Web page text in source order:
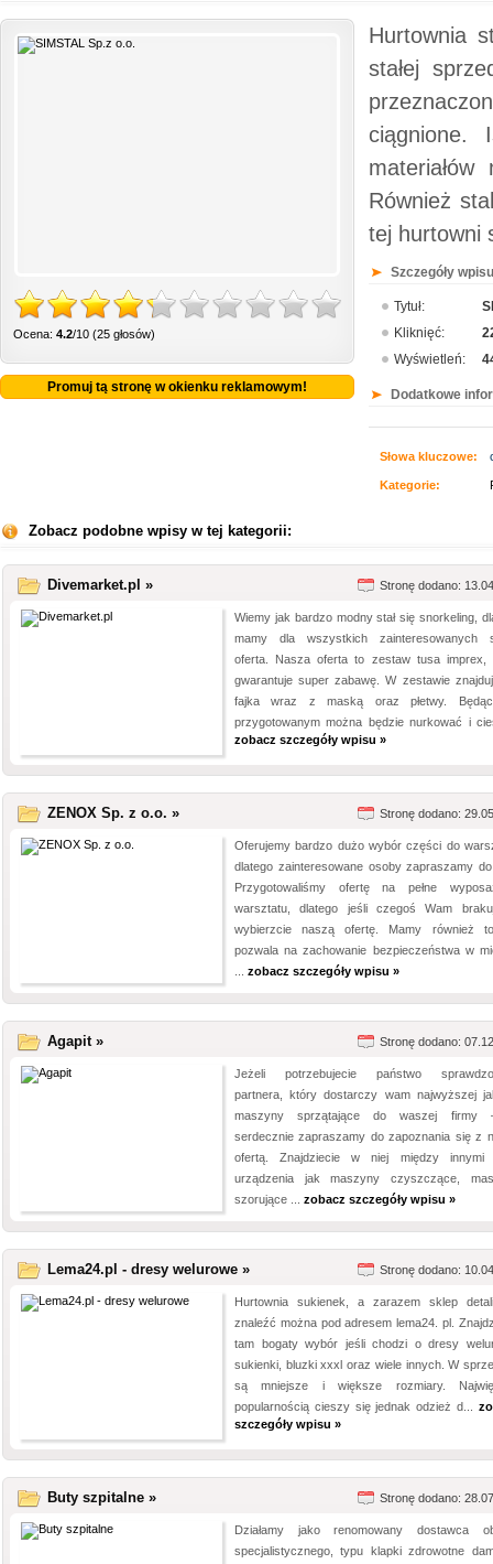
Ocena: 4.2/10 (25 głosów)
Promuj tą stronę w okienku reklamowym!
Hurtownia
stałej
ciągnione.
Również
tej hurtowni
Szczegóły
Tytuł:
Kliknięć:
Wyświetleń:
Dodatkowe
Słowa kluczowe:
Kategorie:
Zobacz podobne wpisy w tej kategorii:
Divemarket.pl » Stronę dodano:
Wiemy jak bardzo modny stał się snorkeling,
mamy dla wszystkich zainteresowanych
oferta. Nasza oferta to zestaw tusa imprex,
gwarantuje super zabawę. W zestawie
fajka wraz z maską oraz płetwy.
przygotowanym można będzie nurkować i
zobacz szczegóły wpisu »
ZENOX Sp. z o.o. » Stronę dodano:
Oferujemy bardzo dużo wybór części do
dlatego zainteresowane osoby zapraszamy
Przygotowaliśmy ofertę na pełne
warsztatu, dlatego jeśli czegoś Wam
wybierzcie naszą ofertę. Mamy również
pozwala na zachowanie bezpieczeństwa w
zobacz szczegóły wpisu »
Agapit » Stronę dodano:
Jeżeli potrzebujecie państwo
partnera, który dostarczy wam najwyższej
maszyny sprzątające do waszej firmy
serdecznie zapraszamy do zapoznania się z
ofertą. Znajdziecie w niej między innymi
urządzenia jak maszyny czyszczące,
szorujące ... zobacz szczegóły wpisu »
Lema24.pl - dresy welurowe » Stronę dodano:
Hurtownia sukienek, a zarazem sklep
znaleźć można pod adresem lema24. pl.
tam bogaty wybór jeśli chodzi o dresy
sukienki, bluzki xxxl oraz wiele innych. W
są mniejsze i większe rozmiary.
popularnością cieszy się jednak odzież d...
szczegóły wpisu »
Buty szpitalne » Stronę dodano:
Działamy jako renomowany dostawca
specjalistycznego, typu klapki zdrowotne